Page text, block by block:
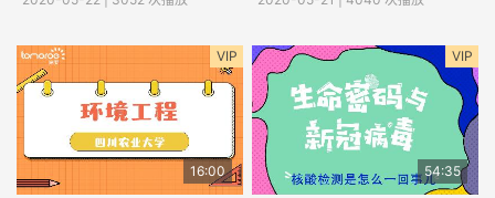
VIP
16:00
VIP
54:35